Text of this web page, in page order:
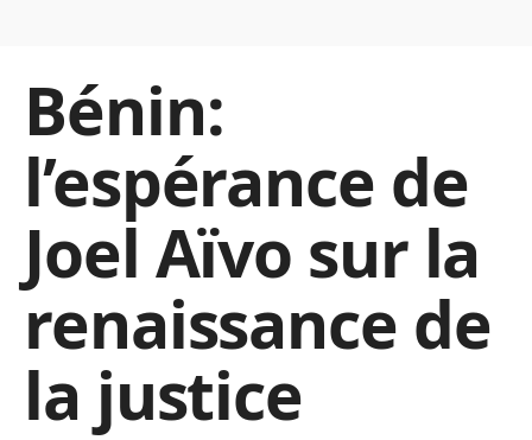
Bénin:
l’espérance de
Joel Aïvo sur la
renaissance de
la justice